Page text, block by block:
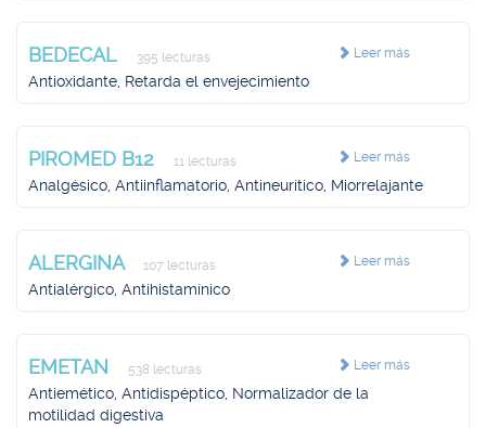
Leer más
BEDECAL 395 lecturas
Antioxidante, Retarda el envejecimiento
Leer más
PIROMED B12 11 lecturas
Analgésico, Antiinflamatorio, Antineurítico, Miorrelajante
Leer más
ALERGINA 107 lecturas
Antialérgico, Antihistamínico
Leer más
EMETAN 538 lecturas
Antiemético, Antidispéptico, Normalizador de la
motilidad digestiva